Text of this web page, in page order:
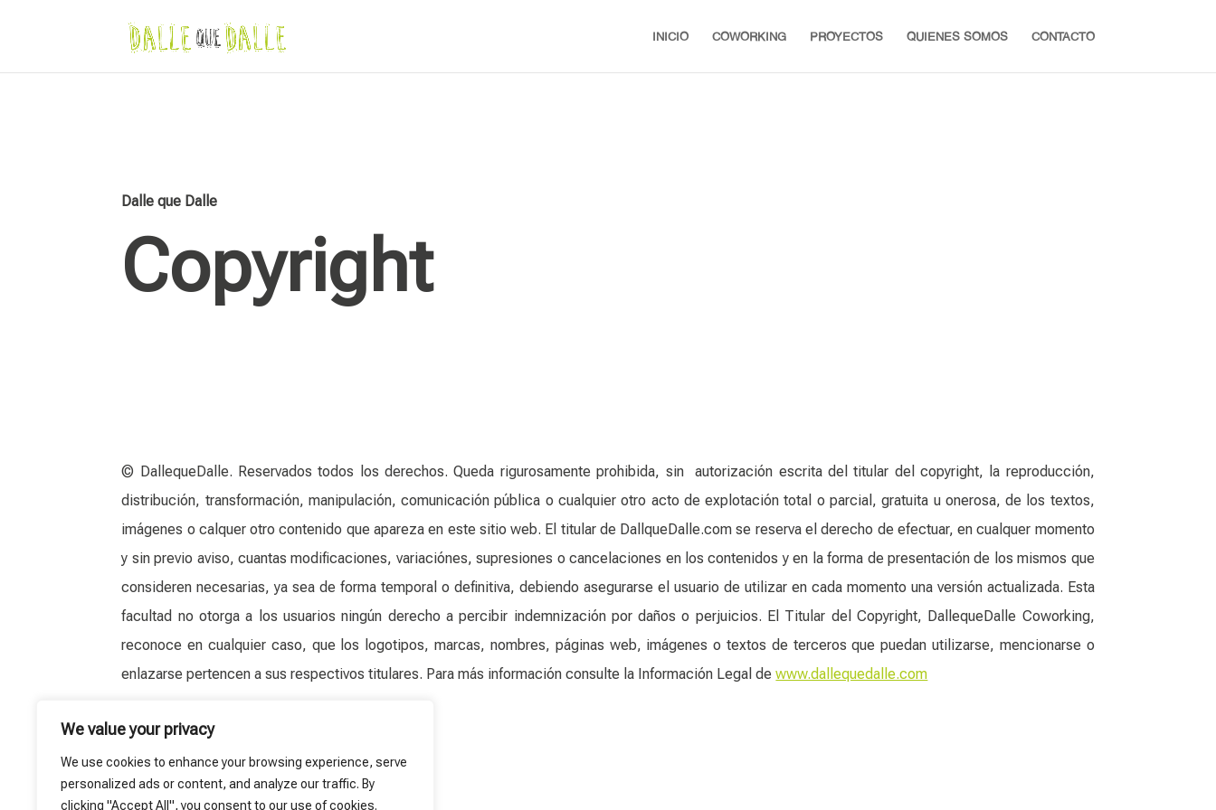
We value your privacy
We use cookies to enhance your browsing experience, serve
personalized ads or content, and analyze our traffic. By
clicking "Accept All", you consent to our use of cookies.
INICIO COWORKING PROYECTOS QUIENES SOMOS CONTACTO
Dalle que Dalle
Copyright
© DallequeDalle. Reservados todos los derechos. Queda rigurosamente prohibida, sin autorización escrita del titular del copyright, la reproducción,
distribución, transformación, manipulación, comunicación pública o cualquier otro acto de explotación total o parcial, gratuita u onerosa, de los textos,
imágenes o calquer otro contenido que apareza en este sitio web. El titular de DallqueDalle.com se reserva el derecho de efectuar, en cualquer momento
y sin previo aviso, cuantas modificaciones, variaciónes, supresiones o cancelaciones en los contenidos y en la forma de presentación de los mismos que
consideren necesarias, ya sea de forma temporal o definitiva, debiendo asegurarse el usuario de utilizar en cada momento una versión actualizada. Esta
facultad no otorga a los usuarios ningún derecho a percibir indemnización por daños o perjuicios. El Titular del Copyright, DallequeDalle Coworking,
reconoce en cualquier caso, que los logotipos, marcas, nombres, páginas web, imágenes o textos de terceros que puedan utilizarse, mencionarse o
enlazarse pertencen a sus respectivos titulares. Para más información consulte la Información Legal dewww.dallequedalle.com